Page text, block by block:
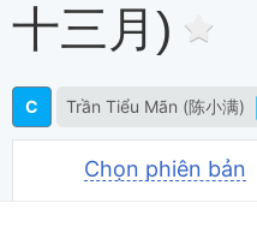
十三月)
C Trần Tiểu Mãn (陈小满)
Chọn phiên bản